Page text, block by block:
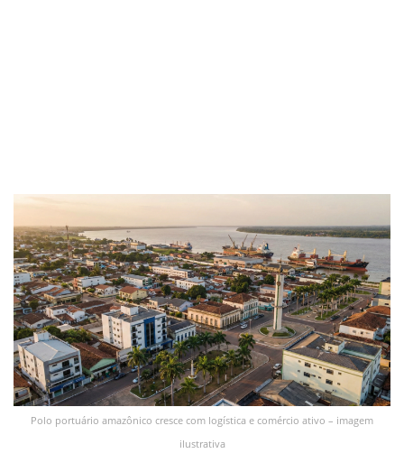
Polo portuário amazônico cresce com logística e comércio ativo – imagem
ilustrativa